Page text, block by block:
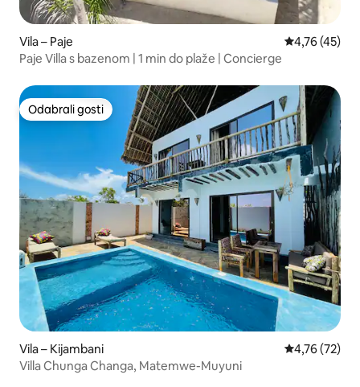
Vila – Paje Prosječna
4,76 (45)
Paje Villa s bazenom | 1 min do plaže | Concierge
Odabrali gosti
Odabrali gosti
Vila – Kijambani Prosječna
4,76 (72)
Villa Chunga Changa, Matemwe-Muyuni